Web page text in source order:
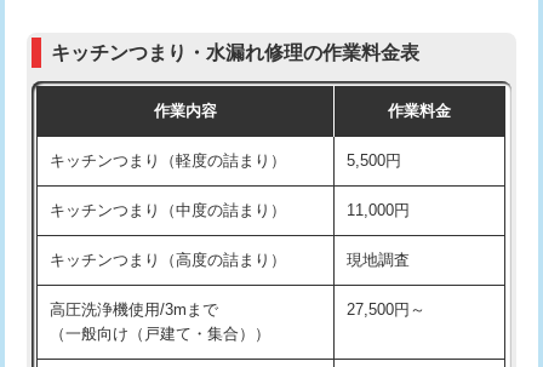
管・ポリ管・HT管使用/3ｍ超え)
排水管工事（土の掘削・埋め戻し作
11,000円~
排水管工事（排水管工事/3ｍまで） 55,000円
排水管工事（追加 排水管工事/3ｍ超
+11,000円
マス交換（土の掘削・埋め戻し作業）
マス交換（深さ50㎝未満）
式・ワンホール）)
交換・取付(排水栓・排水トラップ
22,000円+材料費
持込商品取付（単水栓）
キッチンつまり・水漏れ修理の作業料金表
作業内容 作業料金
キッチンつまり（軽度の詰まり） 5,500円
キッチンつまり（中度の詰まり） 11,000円
キッチンつまり（高度の詰まり） 現地調査
高圧洗浄機使用/3mまで
（一般向け（戸建て・集合））
27,500円～